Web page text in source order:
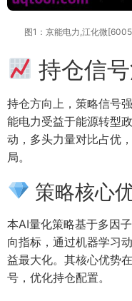
图1：京能电力,江化微
持仓信
持仓方向上，策略信号
能电力受益于能源转型
动，多头力量对比占优
局。
策略核心
本AI量化策略基于多因
向指标，通过机器学习
益最大化。其核心优势
号，优化持仓配置。